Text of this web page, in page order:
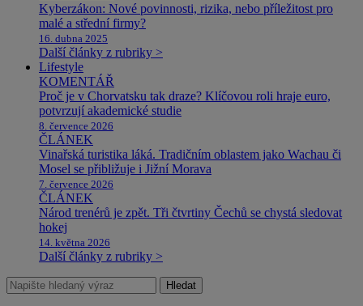
Kyberzákon: Nové povinnosti, rizika, nebo příležitost pro
malé a střední firmy?
16. dubna 2025
Další články z rubriky >
Lifestyle
KOMENTÁŘ
Proč je v Chorvatsku tak draze? Klíčovou roli hraje euro,
potvrzují akademické studie
8. července 2026
ČLÁNEK
Vinařská turistika láká. Tradičním oblastem jako Wachau či
Mosel se přibližuje i Jižní Morava
7. července 2026
ČLÁNEK
Národ trenérů je zpět. Tři čtvrtiny Čechů se chystá sledovat
hokej
14. května 2026
Další články z rubriky >
Hledat